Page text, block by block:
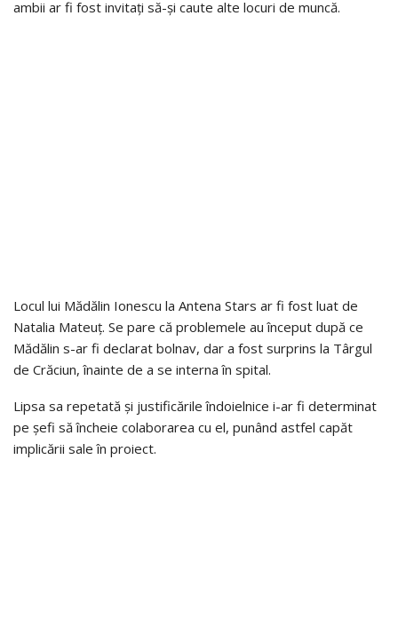
ambii ar fi fost invitați să-și caute alte locuri de muncă.
Locul lui Mădălin Ionescu la Antena Stars ar fi fost luat de
Natalia Mateuț. Se pare că problemele au început după ce
Mădălin s-ar fi declarat bolnav, dar a fost surprins la Târgul
de Crăciun, înainte de a se interna în spital.
Lipsa sa repetată și justificările îndoielnice i-ar fi determinat
pe șefi să încheie colaborarea cu el, punând astfel capăt
implicării sale în proiect.